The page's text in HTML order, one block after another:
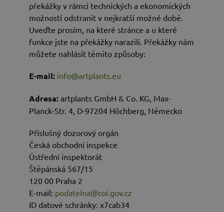
překážky v rámci technických a ekonomických
možností odstranit v nejkratší možné době.
Uveďte prosím, na které stránce a u které
funkce jste na překážky narazili. Překážky nám
můžete nahlásit těmito způsoby:
E-mail: info@artplants.eu
Adresa: artplants GmbH & Co. KG, Max-
Planck-Str. 4, D-97204 Höchberg, Německo
Příslušný dozorový orgán
Česká obchodní inspekce
Ústřední inspektorát
Štěpánská 567/15
120 00 Praha 2
E-mail: podatelna@coi.gov.cz
ID datové schránky: x7cab34